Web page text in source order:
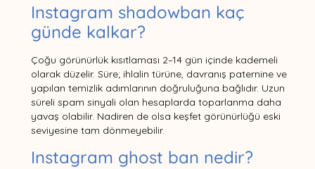
Instagram shadowban kaç
günde kalkar?
Çoğu görünürlük kısıtlaması 2–14 gün içinde kademeli
olarak düzelir. Süre; ihlalin türüne, davranış paternine ve
yapılan temizlik adımlarının doğruluğuna bağlıdır. Uzun
süreli spam sinyali olan hesaplarda toparlanma daha
yavaş olabilir. Nadiren de olsa keşfet görünürlüğü eski
seviyesine tam dönmeyebilir.
Instagram ghost ban nedir?